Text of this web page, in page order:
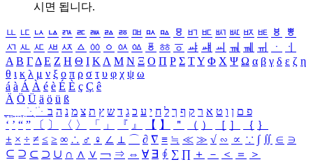
시면 됩니다.
ㅥ ㅦ ㅧ ㅨ ㅩ ㅪ ㅫ ㅬ ㅭ ㅮ ㅯ ㅰ ㅱ ㅲ ㅳ ㅴ ㅵ ㅶ ㅷ ㅸ
ㅹ
ㅺ ㅻ ㅼ ㅽ ㅾ ㅿ ㆀ ㆁ ㆂ ㆃ ㆄ ㆅ ㆆ ㆇ ㆈ ㆉ ㆊ ㆋ ㆌ ㆍ
ㆎ
Α Β ΓΔ Ε Ζ Η Θ Ι ΚΛ Μ Ν Ξ Ο Π Ρ Σ ΤΥ Φ Χ Ψ Ω α β γ δ ε ζ η
θ ι κ λ μ ν ξ ο π ρ σ τ υ φ χ ψ ω
á à Á À é è É È ç Ç ê
Ä Ö Ü ä ö ü ß
ִֶֹ ֻּ ׁׂ פ ם ן ו ט א ר ק ף ך ל ח י ע כ ג ד ש ץ ת צ מ נ ה ב
‘ ’ “ ” 〔 〕 〈 〉 「 」 『 』 【 】 ＂ （ ） ［ ］ ｛ ｝
± × ÷ ≠ ≤ ≥ ∞ ∴ ♂ ♀ ∠ ⊥ ⌒ ∂ ∇ ≡ ≒ ≪ ≫ √ ∽ ∝ ∵ ∫ ∬ ∈ ∋
⊆ ⊇ ⊂ ⊃ ∪ ∩ ∧ ∨ ￢ ⇒ ⇔ ∀ ∃ ∮ ∑ ∏ ＋ － ＜ ＝
＞